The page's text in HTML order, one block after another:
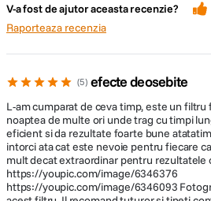
V-a fost de ajutor aceasta recenzie?
Raporteaza recenzia
5 efecte deosebite
L-am cumparat de ceva timp, este un
noaptea de multe ori unde trag cu timpi
eficient si da rezultate foarte bune
intorci ata cat este nevoie pentru fiecare
mult decat extraordinar pentru rezultatele
https://youpic.com/image/6346376
https://youpic.com/image/6346093